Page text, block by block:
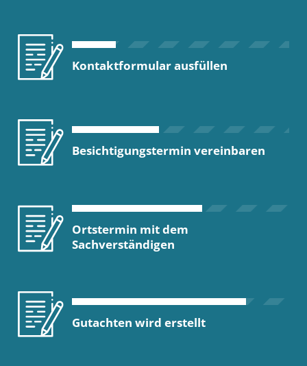
Kontaktformular ausfüllen
Besichtigungstermin vereinbaren
Ortstermin mit dem
Sachverständigen
Gutachten wird erstellt